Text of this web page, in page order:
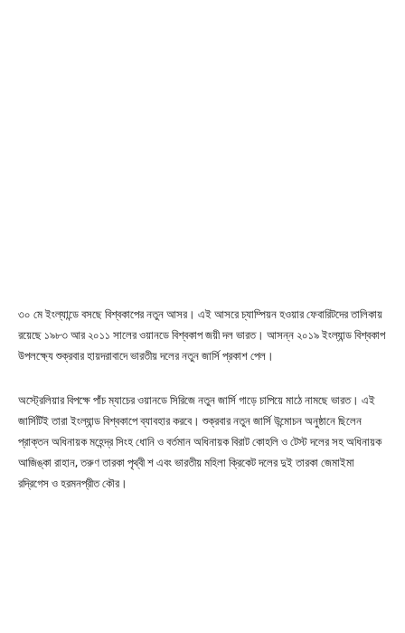
৩০ মে ইংল্যান্ডে বসছে বিশ্বকাপের নতুন আসর। এই আসরে চ্যাম্পিয়ন হওয়ার ফেবারিটদের তালিকায়
রয়েছে ১৯৮৩ আর ২০১১ সালের ওয়ানডে বিশ্বকাপ জয়ী দল ভারত। আসন্ন ২০১৯ ইংল্যান্ড বিশ্বকাপ
উপলক্ষ্যে শুক্রবার হায়দরাবাদে ভারতীয় দলের নতুন জার্সি প্রকাশ পেল।
অস্ট্রেলিয়ার বিপক্ষে পাঁচ ম্যাচের ওয়ানডে সিরিজে নতুন জার্সি গাড়ে চাপিয়ে মাঠে নামছে ভারত। এই
জার্সিটিই তারা ইংল্যান্ড বিশ্বকাপে ব্যাবহার করবে। শুক্রবার নতুন জার্সি উন্মোচন অনুষ্ঠানে ছিলেন
প্রাক্তন অধিনায়ক মহেন্দ্র সিংহ ধোনি ও বর্তমান অধিনায়ক বিরাট কোহলি ও টেস্ট দলের সহ অধিনায়ক
আজিঙ্কা রাহান, তরুণ তারকা পৃথ্বী শ এবং ভারতীয় মহিলা ক্রিকেট দলের দুই তারকা জেমাইমা
রদ্রিগেস ও হরমনপ্রীত কৌর।